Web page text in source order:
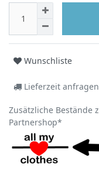
Wunschliste
Lieferzeit anfragen
Zusätzliche Bestände
Partnershop*